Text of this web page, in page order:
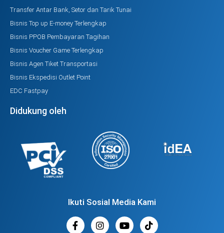
Transfer Antar Bank, Setor dan Tarik Tunai
Bisnis Top up E-money Terlengkap
Bisnis PPOB Pembayaran Tagihan
Bisnis Voucher Game Terlengkap
Bisnis Agen Tiket Transportasi
Bisnis Ekspedisi Outlet Point
EDC Fastpay
Didukung oleh
Ikuti Sosial Media Kami